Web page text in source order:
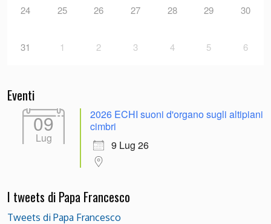
24 25 26 27 28 29 30
31 1 2 3 4 5 6
Eventi
09
Lug
2026 ECHI suoni d'organo sugli altipiani
cimbri
9 Lug 26
I tweets di Papa Francesco
Tweets di Papa Francesco